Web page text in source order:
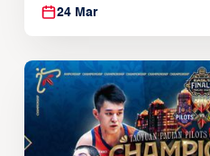
24 Mar